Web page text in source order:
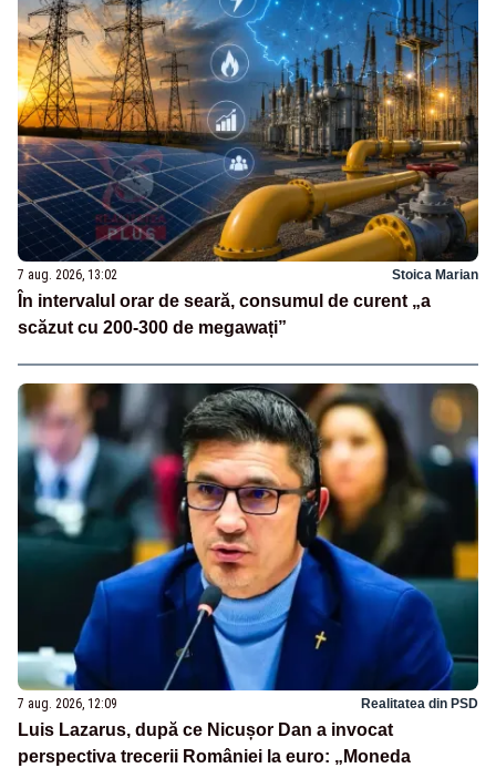
7 aug. 2026, 13:02 Stoica Marian
În intervalul orar de seară, consumul de curent „a
scăzut cu 200-300 de megawați”
7 aug. 2026, 12:09 Realitatea din PSD
Luis Lazarus, după ce Nicușor Dan a invocat
perspectiva trecerii României la euro: „Moneda